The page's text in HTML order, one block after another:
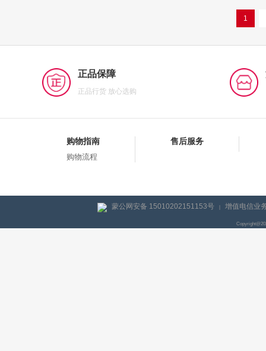
1
正品保障
正品行货 放心选购
购物指南
购物流程
售后服务
蒙公网安备 15010202151153号 | 增值电信业